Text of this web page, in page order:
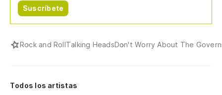
Suscríbete
Rock and RollTalking HeadsDon't Worry About The
Todos los artistas